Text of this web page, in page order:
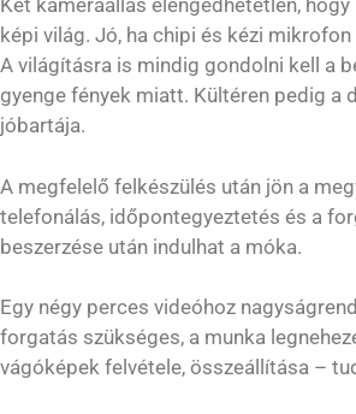
Két kameraállás elengedhetetlen,
képi világ. Jó, ha chipi és kézi mikrofon
A világításra is mindig gondolni kell a
gyenge fények miatt. Kültéren pedig a
jóbartája.
A megfelelő felkészülés után jön a
telefonálás, időpontegyeztetés és a
beszerzése után indulhat a móka.
Egy négy perces videóhoz
forgatás szükséges, a munka
vágóképek felvétele, összeállítása –